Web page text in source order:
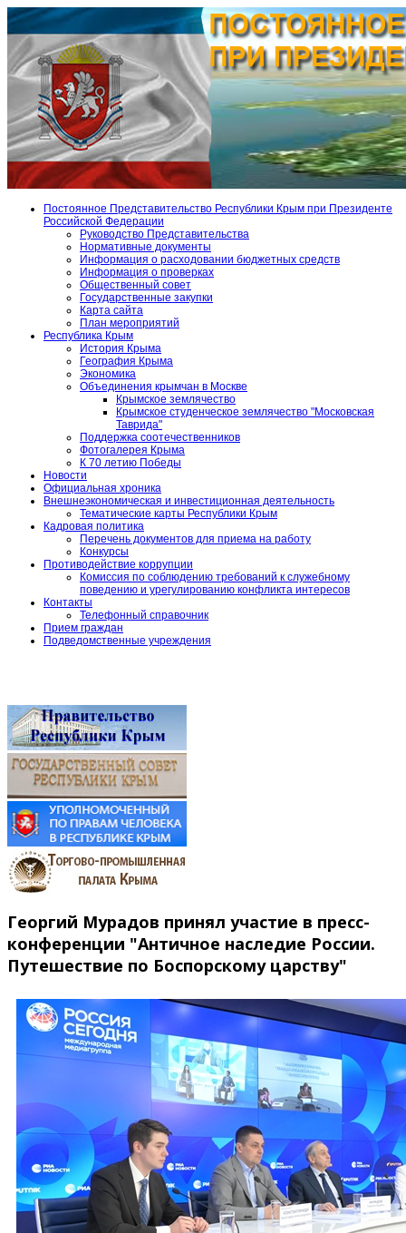
Постоянное Представительство Республики Крым при Президенте
Российской Федерации
Руководство Представительства
Нормативные документы
Информация о расходовании бюджетных средств
Информация о проверках
Общественный совет
Государственные закупки
Карта сайта
План мероприятий
Республика Крым
История Крыма
География Крыма
Экономика
Объединения крымчан в Москве
Крымское землячество
Крымское студенческое землячество "Московская
Таврида"
Поддержка соотечественников
Фотогалерея Крыма
К 70 летию Победы
Новости
Официальная хроника
Внешнеэкономическая и инвестиционная деятельность
Тематические карты Республики Крым
Кадровая политика
Перечень документов для приема на работу
Конкурсы
Противодействие коррупции
Комиссия по соблюдению требований к служебному
поведению и урегулированию конфликта интересов
Контакты
Телефонный справочник
Прием граждан
Подведомственные учреждения
Георгий Мурадов принял участие в пресс-
конференции "Античное наследие России.
Путешествие по Боспорскому царству"